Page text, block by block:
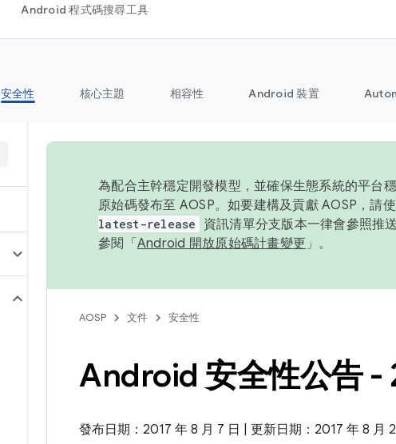
Android 程式碼搜尋工具
安全性 核心主題 相容性 Android 裝置
為配合主幹穩定開發模型，並確保生態系統的平台
原始碼發布至 AOSP。如要建構及貢獻 AOSP，請
latest-release
資訊清單分支版本一律會參照推
參閱「 Android 開放原始碼計畫變更 」。
AOSP 文件 安全性
Android 安全性公告 -
發布日期：2017 年 8 月 7 日 | 更新日期：2017 年 8 月